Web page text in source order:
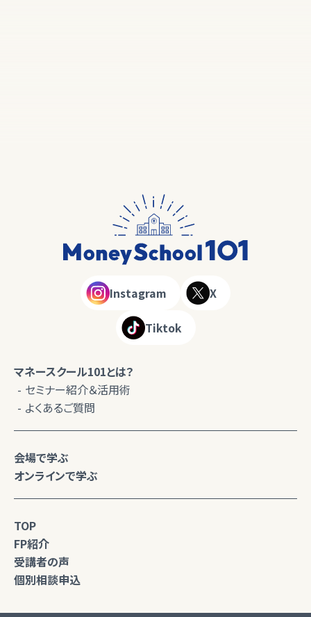
Instagram X
Tiktok
マネースクール101とは？
セミナー紹介＆活用術
よくあるご質問
会場で学ぶ
オンラインで学ぶ
TOP
FP紹介
受講者の声
個別相談申込